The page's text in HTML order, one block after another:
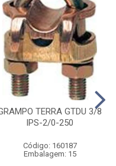
TERRA GTDU 3/8
IPS-2/0-250
Código: 160187
Embalagem: 15